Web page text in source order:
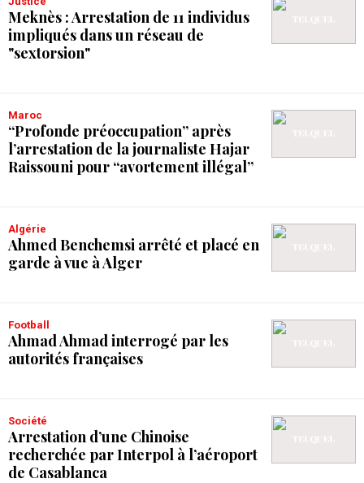
Meknès : Arrestation de 11 individus
impliqués dans un réseau de
"sextorsion"
Maroc
“Profonde préoccupation” après
l’arrestation de la journaliste Hajar
Raissouni pour “avortement illégal”
Algérie
Ahmed Benchemsi arrêté et placé en
garde à vue à Alger
Football
Ahmad Ahmad interrogé par les
autorités françaises
Société
Arrestation d’une Chinoise
recherchée par Interpol à l’aéroport
de Casablanca